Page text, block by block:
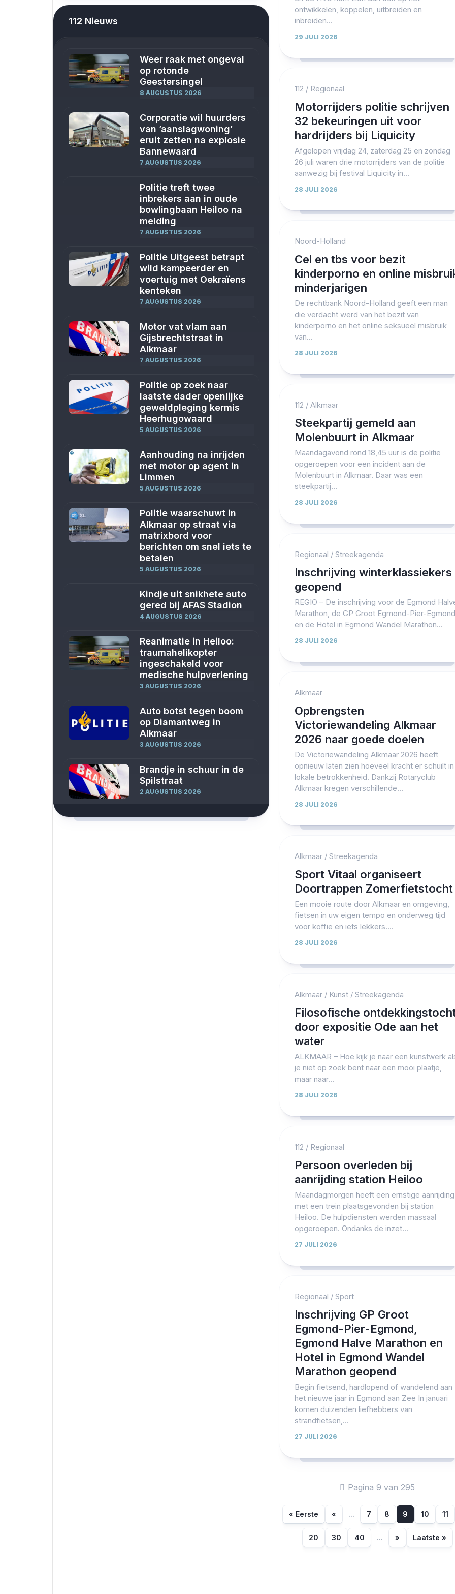
112 Nieuws
Weer raak met ongeval
op rotonde
Geestersingel
8 AUGUSTUS 2026
Corporatie wil huurders
van ’aanslagwoning’
eruit zetten na explosie
Bannewaard
7 AUGUSTUS 2026
Politie treft twee
inbrekers aan in oude
bowlingbaan Heiloo na
melding
7 AUGUSTUS 2026
Politie Uitgeest betrapt
wild kampeerder en
voertuig met Oekraïens
kenteken
7 AUGUSTUS 2026
Motor vat vlam aan
Gijsbrechtstraat in
Alkmaar
7 AUGUSTUS 2026
Politie op zoek naar
laatste dader openlijke
geweldpleging kermis
Heerhugowaard
5 AUGUSTUS 2026
Aanhouding na inrijden
met motor op agent in
Limmen
5 AUGUSTUS 2026
Politie waarschuwt in
Alkmaar op straat via
matrixbord voor
berichten om snel iets te
betalen
5 AUGUSTUS 2026
Kindje uit snikhete auto
gered bij AFAS Stadion
4 AUGUSTUS 2026
Reanimatie in Heiloo:
traumahelikopter
ingeschakeld voor
medische hulpverlening
3 AUGUSTUS 2026
Auto botst tegen boom
op Diamantweg in
Alkmaar
3 AUGUSTUS 2026
Brandje in schuur in de
Spilstraat
2 AUGUSTUS 2026
ontwikkelen, koppelen, uitbreiden en
inbreiden...
29 JULI 2026
112 / Regionaal
Motorrijders politie schrijven
32 bekeuringen uit voor
hardrijders bij Liquicity
Afgelopen vrijdag 24, zaterdag 25 en zondag
26 juli waren drie motorrijders van de politie
aanwezig bij festival Liquicity in...
28 JULI 2026
Noord-Holland
Cel en tbs voor bezit
kinderporno en online
minderjarigen
De rechtbank Noord-Holland geeft een man
die verdacht werd van het bezit van
kinderporno en het online seksueel misbruik
van...
28 JULI 2026
112 / Alkmaar
Steekpartij gemeld aan
Molenbuurt in Alkmaar
Maandagavond rond 18,45 uur is de politie
opgeroepen voor een incident aan de
Molenbuurt in Alkmaar. Daar was een
steekpartij...
28 JULI 2026
Regionaal / Streekagenda
Inschrijving winterklassiekers
geopend
REGIO – De inschrijving voor de Egmond
Marathon, de GP Groot Egmond-Pier-
en de Hotel in Egmond Wandel Marathon...
28 JULI 2026
Alkmaar
Opbrengsten
Victoriewandeling Alkmaar
2026 naar goede doelen
De Victoriewandeling Alkmaar 2026 heeft
opnieuw laten zien hoeveel kracht er schuilt in
lokale betrokkenheid. Dankzij Rotaryclub
Alkmaar kregen verschillende...
28 JULI 2026
Alkmaar/ Streekagenda
Sport Vitaal organiseert
Doortrappen Zomerfietstocht
Een mooie route door Alkmaar en omgeving,
fietsen in uw eigen tempo en onderweg tijd
voor koffie en iets lekkers....
28 JULI 2026
Alkmaar/ Kunst/ Streekagenda
Filosofische
door expositie Ode aan het
water
ALKMAAR – Hoe kijk je naar een kunstwerk
je niet op zoek bent naar een mooi plaatje,
maar naar...
28 JULI 2026
112 / Regionaal
Persoon overleden bij
aanrijding station Heiloo
Maandagmorgen heeft een ernstige aanrijding
met een trein plaatsgevonden bij station
Heiloo. De hulpdiensten werden massaal
opgeroepen. Ondanks de inzet...
27 JULI 2026
Regionaal / Sport
Inschrijving GP Groot
Egmond-Pier-Egmond,
Egmond Halve Marathon en
Hotel in Egmond Wandel
Marathon geopend
Begin fietsend, hardlopend of wandelend aan
het nieuwe jaar in Egmond aan Zee In januari
komen duizenden liefhebbers van
strandfietsen,...
27 JULI 2026
Pagina 9 van 295
« Eerste « ... 7 8 9 10 11
20 30 40 ... » Laatste »